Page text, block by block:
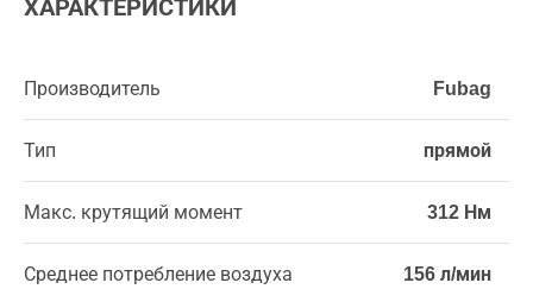
ХАРАКТЕРИСТИКИ
Производитель Fubag
Тип прямой
Макс. крутящий момент 312 Нм
Среднее потребление воздуха 156 л/мин